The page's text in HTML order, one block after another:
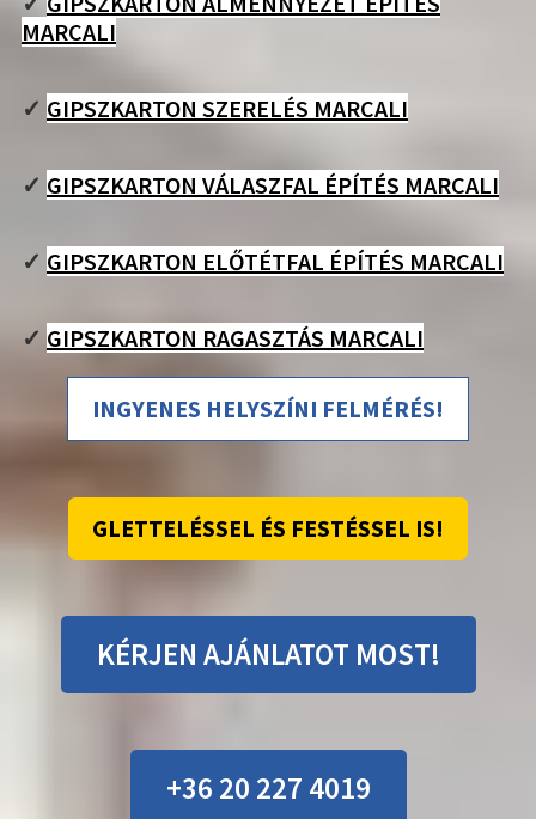
MARCALI
✓ GIPSZKARTON SZERELÉS MARCALI
✓ GIPSZKARTON VÁLASZFAL ÉPÍTÉS MARCALI
✓ GIPSZKARTON ELŐTÉTFAL ÉPÍTÉS MARCALI
✓ GIPSZKARTON RAGASZTÁS MARCALI
INGYENES HELYSZÍNI FELMÉRÉS!
GLETTELÉSSEL ÉS FESTÉSSEL IS!
KÉRJEN AJÁNLATOT MOST!
+36 20 227 4019